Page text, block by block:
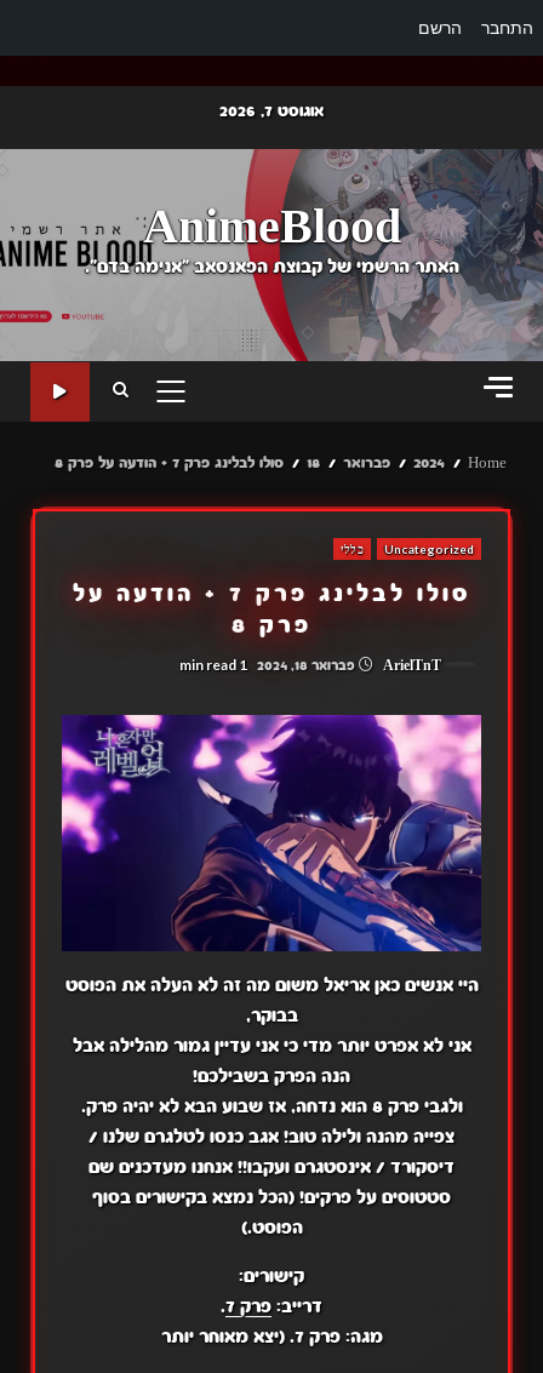
התחבר הרשם
content
אוגוסט 7, 2026
AnimeBlood
האתר הרשמי של קבוצת הפאנסאב "אנימה בדם".
PRIMARY
Home
2024 פברואר 18 סולו לבלינג פרק 7 + הודעה על פרק 8
Uncategorized כללי
סולו לבלינג פרק 7 + הודעה על
פרק 8
ArielTnT פברואר 18, 2024 1 min read
היי אנשים כאן אריאל משום מה זה לא העלה את הפוסט
בבוקר,
אני לא אפרט יותר מדי כי אני עדיין גמור מהלילה אבל
הנה הפרק בשבילכם!
ולגבי פרק 8 הוא נדחה, אז שבוע הבא לא יהיה פרק.
צפייה מהנה ולילה טוב! אגב כנסו לטלגרם שלנו /
דיסקורד / אינסטגרם ועקבו!! אנחנו מעדכנים שם
סטטוסים על פרקים! (הכל נמצא בקישורים בסוף
הפוסט.)
קישורים:
דרייב: פרק 7
.
מגה: פרק 7. (יצא מאוחר יותר